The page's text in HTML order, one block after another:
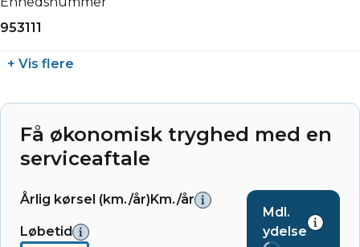
953111
+ Vis flere
Få økonomisk tryghed med en
serviceaftale
Årlig kørsel (km./år)Km./år
Løbetid
Mdl.
ydelse